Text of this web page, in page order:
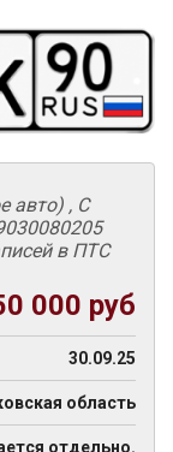
авто) , С
в ПТС
000 руб
30.09.25
область
отдельно.